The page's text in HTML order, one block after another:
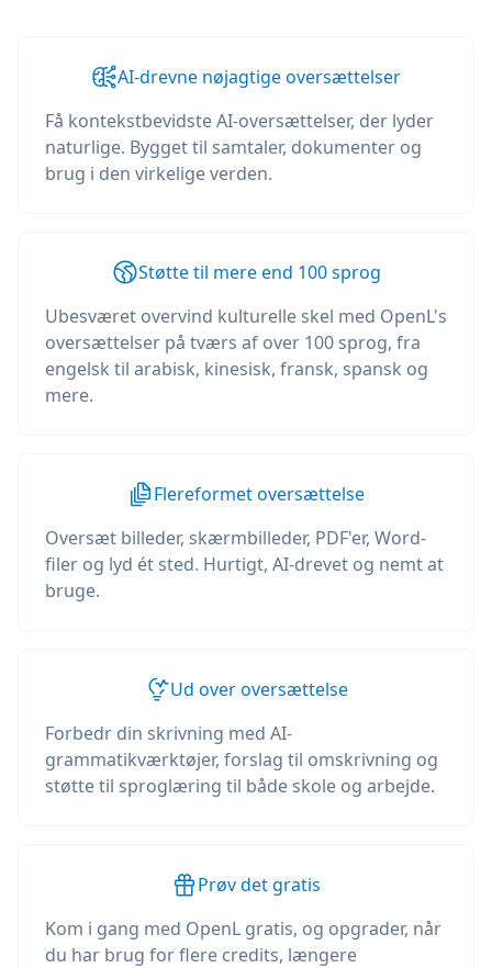
AI-drevne nøjagtige oversættelser
Få kontekstbevidste AI-oversættelser, der lyder
naturlige. Bygget til samtaler, dokumenter og
brug i den virkelige verden.
Støtte til mere end 100 sprog
Ubesværet overvind kulturelle skel med OpenL's
oversættelser på tværs af over 100 sprog, fra
engelsk til arabisk, kinesisk, fransk, spansk og
mere.
Flereformet oversættelse
Oversæt billeder, skærmbilleder, PDF'er, Word-
filer og lyd ét sted. Hurtigt, AI-drevet og nemt at
bruge.
Ud over oversættelse
Forbedr din skrivning med AI-
grammatikværktøjer, forslag til omskrivning og
støtte til sproglæring til både skole og arbejde.
Prøv det gratis
Kom i gang med OpenL gratis, og opgrader, når
du har brug for flere credits, længere